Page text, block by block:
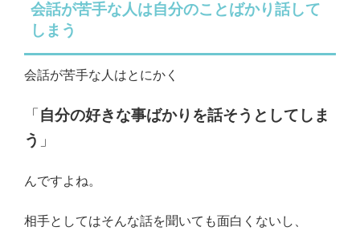
会話が苦手な人は自分のことばかり話して
しまう
会話が苦手な人はとにかく
「 自分の好きな事ばかりを話そうとしてしま
う 」
んですよね。
相手としてはそんな話を聞いても面白くないし、